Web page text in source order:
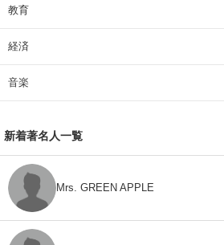
教育
経済
音楽
新着著名人一覧
Mrs. GREEN APPLE